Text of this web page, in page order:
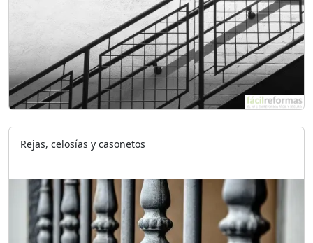
Rejas, celosías y casonetos